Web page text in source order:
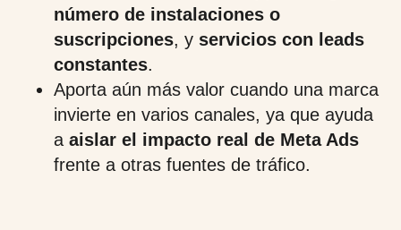
número de instalaciones o
suscripciones, y servicios con leads
constantes.
Aporta aún más valor cuando una marca
invierte en varios canales, ya que ayuda
a aislar el impacto real de Meta Ads
frente a otras fuentes de tráfico.